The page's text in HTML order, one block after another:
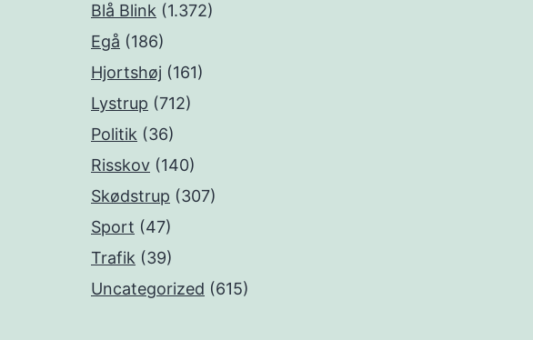
Blå Blink (1.372)
Egå (186)
Hjortshøj (161)
Lystrup (712)
Politik (36)
Risskov (140)
Skødstrup (307)
Sport (47)
Trafik (39)
Uncategorized (615)